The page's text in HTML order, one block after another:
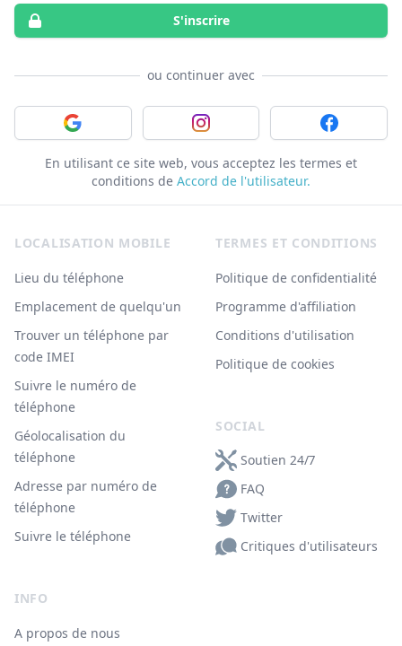
S'inscrire
ou continuer avec
Connectez-vous avec GoogleConnectez-vous avec Instagram
Connectez-
En utilisant ce site web, vous acceptez les termes et
conditions de Accord de l'utilisateur.
LOCALISATION MOBILE
Lieu du téléphone
Emplacement de quelqu'un
Trouver un téléphone par
code IMEI
Suivre le numéro de
téléphone
Géolocalisation du
téléphone
Adresse par numéro de
téléphone
Suivre le téléphone
INFO
A propos de nous
TERMES ET CONDITIONS
Politique de confidentialité
Programme d'affiliation
Conditions d'utilisation
Politique de cookies
SOCIAL
Soutien 24/7
FAQ
Twitter
Critiques d'utilisateurs